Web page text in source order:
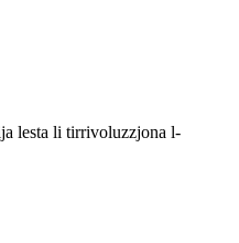
lesta li tirrivoluzzjona l-